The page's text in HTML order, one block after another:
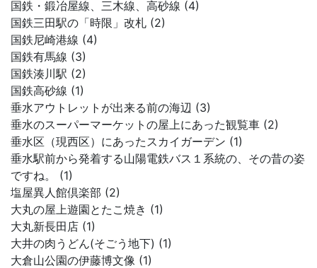
国鉄・鍛冶屋線、三木線、高砂線 (4)
国鉄三田駅の「時限」改札 (2)
国鉄尼崎港線 (4)
国鉄有馬線 (3)
国鉄湊川駅 (2)
国鉄高砂線 (1)
垂水アウトレットが出来る前の海辺 (3)
垂水のスーパーマーケットの屋上にあった観覧車 (2)
垂水区（現西区）にあったスカイガーデン (1)
垂水駅前から発着する山陽電鉄バス１系統の、その昔の姿
ですね。 (1)
塩屋異人館倶楽部 (2)
大丸の屋上遊園とたこ焼き (1)
大丸新長田店 (1)
大井の肉うどん(そごう地下) (1)
大倉山公園の伊藤博文像 (1)